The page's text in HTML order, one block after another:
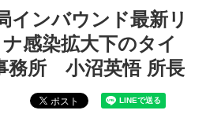
インバウンド最新リ
感染拡大下のタイ
務所 小沼英悟 所長
ポスト